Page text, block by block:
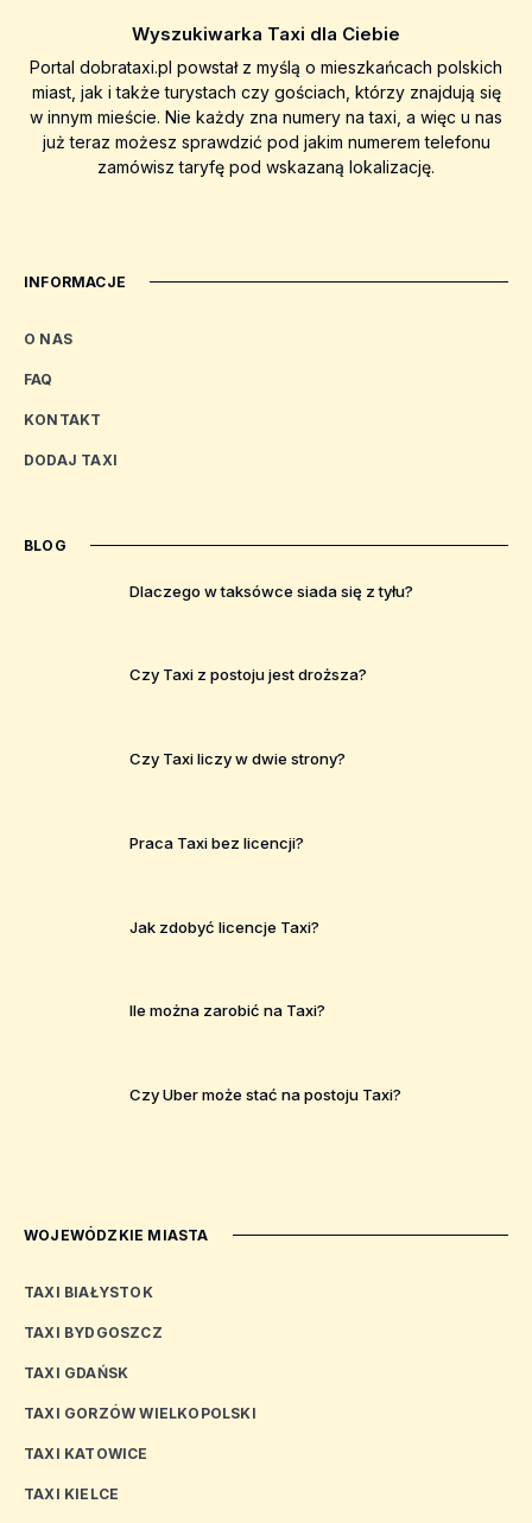
Wyszukiwarka Taxi dla Ciebie
Portal dobrataxi.pl powstał z myślą o mieszkańcach polskich
miast, jak i także turystach czy gościach, którzy znajdują się
w innym mieście. Nie każdy zna numery na taxi, a więc u nas
już teraz możesz sprawdzić pod jakim numerem telefonu
zamówisz taryfę pod wskazaną lokalizację.
INFORMACJE
O NAS
FAQ
KONTAKT
DODAJ TAXI
BLOG
Dlaczego w taksówce siada się z tyłu?
Czy Taxi z postoju jest droższa?
Czy Taxi liczy w dwie strony?
Praca Taxi bez licencji?
Jak zdobyć licencje Taxi?
Ile można zarobić na Taxi?
Czy Uber może stać na postoju Taxi?
WOJEWÓDZKIE MIASTA
TAXI BIAŁYSTOK
TAXI BYDGOSZCZ
TAXI GDAŃSK
TAXI GORZÓW WIELKOPOLSKI
TAXI KATOWICE
TAXI KIELCE